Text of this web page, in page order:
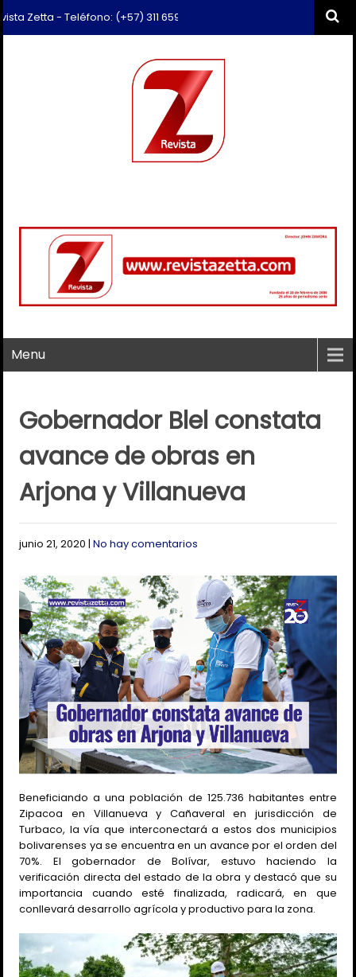
- Teléfono: (+57) 311 659 6374 - Correo: revista.zetta@gmail.com
Menu
Gobernador Blel constata
avance de obras en
Arjona y Villanueva
junio 21, 2020 |No hay comentarios
Beneficiando a una población de 125.736 habitantes entre
Zipacoa en Villanueva y Cañaveral en jurisdicción de
Turbaco, la vía que interconectará a estos dos municipios
bolivarenses ya se encuentra en un avance por el orden del
70%. El gobernador de Bolívar, estuvo haciendo la
verificación directa del estado de la obra y destacó que su
importancia cuando esté finalizada, radicará, en que
conllevará desarrollo agrícola y productivo para la zona.